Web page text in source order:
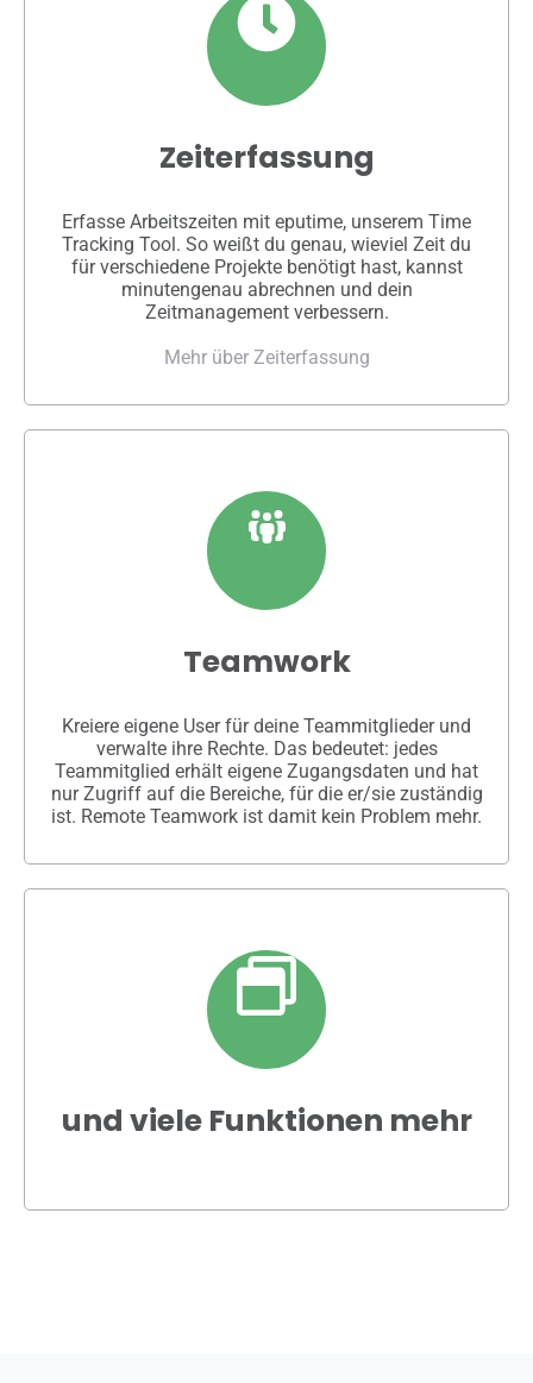
Zeiterfassung
Erfasse Arbeitszeiten mit eputime, unserem Time
Tracking Tool. So weißt du genau, wieviel Zeit du
für verschiedene Projekte benötigt hast, kannst
minutengenau abrechnen und dein
Zeitmanagement verbessern.
Mehr über Zeiterfassung
Teamwork
Kreiere eigene User für deine Teammitglieder und
verwalte ihre Rechte. Das bedeutet: jedes
Teammitglied erhält eigene Zugangsdaten und hat
nur Zugriff auf die Bereiche, für die er/sie zuständig
ist. Remote Teamwork ist damit kein Problem mehr.
und viele Funktionen mehr